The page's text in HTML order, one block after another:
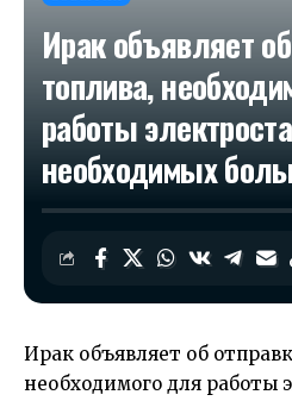
Ирак объявляет
топлива,
работы
необходимых
Ирак объявляет об
необходимого для работы